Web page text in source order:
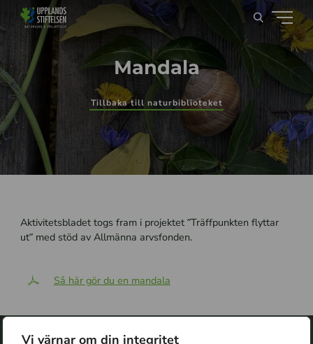
Vi värnar om din integritet
Mandala
Tillbaka till naturbiblioteket
Aktivitetsbladet togs fram i projektet ”Träffpunkten flyttar
ut” med stöd av Allmänna arvsfonden.
Så här gör du en mandala